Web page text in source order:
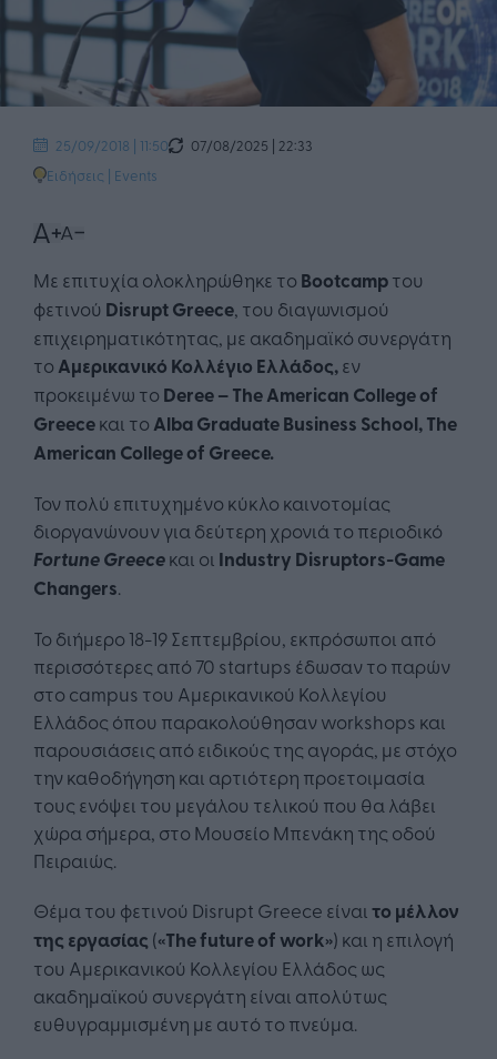
25/09/2018 | 11:50
07/08/2025 | 22:33
Ειδήσεις | Events
Με επιτυχία ολοκληρώθηκε το Bootcampτου
φετινού DisruptGreece, του διαγωνισμού
επιχειρηματικότητας, με ακαδημαϊκό συνεργάτη
το Αμερικανικό Κολλέγιο Ελλάδος,εν
προκειμένω το Deree–TheAmerican Collegeof
Greeceκαι το AlbaGraduateBusiness School,The
American Collegeof Greece.
Τον πολύ επιτυχημένο κύκλο καινοτομίας
διοργανώνουν για δεύτερη χρονιά το περιοδικό
FortuneGreeceκαι οι Industry Disruptors-Game
Changers.
Το διήμερο 18-19 Σεπτεμβρίου, εκπρόσωποι από
περισσότερες από 70 startups έδωσαν το παρών
στο campus του Αμερικανικού Κολλεγίου
Ελλάδος όπου παρακολούθησαν workshops και
παρουσιάσεις από ειδικούς της αγοράς, με στόχο
την καθοδήγηση και αρτιότερη προετοιμασία
τους ενόψει του μεγάλου τελικού που θα λάβει
χώρα σήμερα, στο Μουσείο Μπενάκη της οδού
Πειραιώς.
Θέμα του φετινού Disrupt Greece είναι το μέλλον
της εργασίας («Thefutureofwork») και η επιλογή
του Αμερικανικού Κολλεγίου Ελλάδος ως
ακαδημαϊκού συνεργάτη είναι απολύτως
ευθυγραμμισμένη με αυτό το πνεύμα.